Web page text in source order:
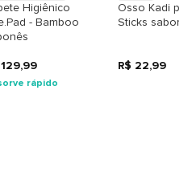
Higiênico
- Bamboo
rápido
Osso Kadi
Sticks sabor
R$ 22,99